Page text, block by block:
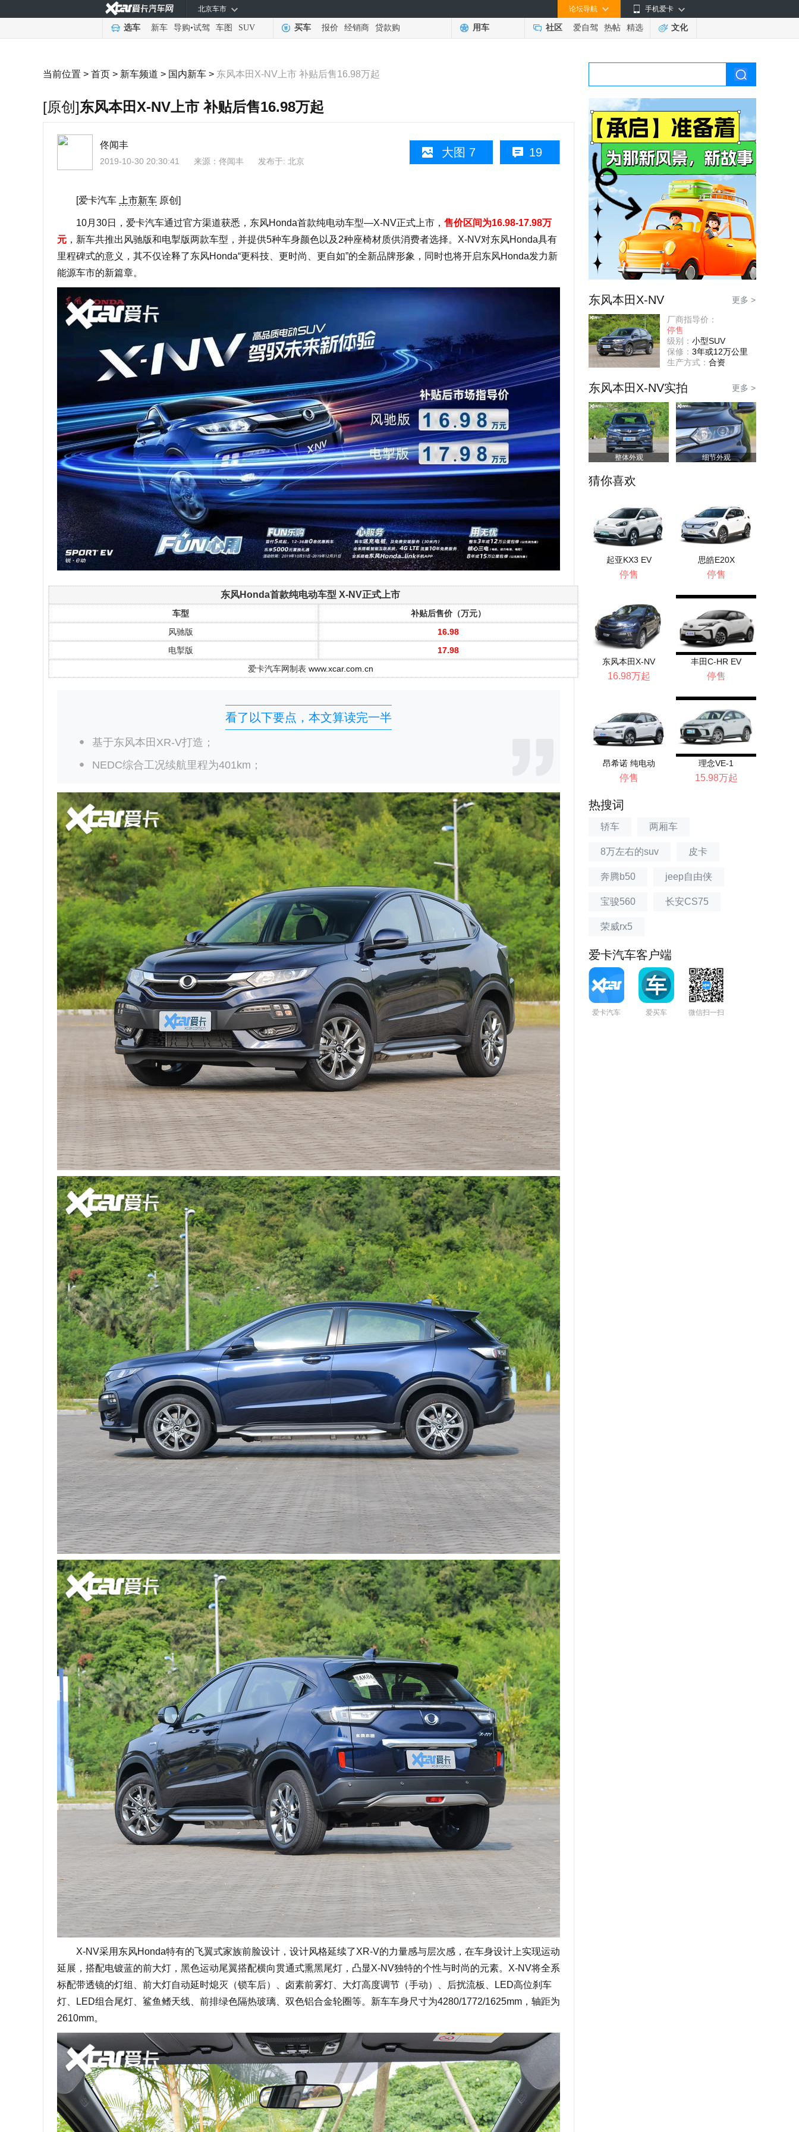
手机爱卡
论坛导航
北京车市
选车 新车 导购•试驾 车图 SUV 买车 报价 经销商 贷款购 用车 社区 爱自驾 热帖 精选 文化
当前位置 > 首页 > 新车频道 > 国内新车 > 东风本田X-NV上市 补贴后售16.98万起
[原创]东风本田X-NV上市 补贴后售16.98万起
19
大图 7
佟闻丰
2019-10-30 20:30:41 来源： 佟闻丰 发布于: 北京
[爱卡汽车 上市新车 原创]
10月30日，爱卡汽车通过官方渠道获悉，东风Honda首款纯电动车型—X-NV正式上市， 售价区间为16.98-17.98万
元 ，新车共推出风驰版和电掣版两款车型，并提供5种车身颜色以及2种座椅材质供消费者选择。X-NV对东风Honda具有
里程碑式的意义，其不仅诠释了东风Honda“更科技、更时尚、更自如”的全新品牌形象，同时也将开启东风Honda发力新
能源车市的新篇章。
东风Honda首款纯电动车型 X-NV正式上市
车型
补贴后售价（万元）
风驰版
16.98
电掣版
17.98
爱卡汽车网制表 www.xcar.com.cn
看了以下要点，本文算读完一半
基于东风本田XR-V打造；
NEDC综合工况续航里程为401km；
X-NV采用东风Honda特有的飞翼式家族前脸设计，设计风格延续了XR-V的力量感与层次感，在车身设计上实现运动
延展，搭配电镀蓝的前大灯，黑色运动尾翼搭配横向贯通式熏黑尾灯，凸显X-NV独特的个性与时尚的元素。X-NV将全系
标配带透镜的灯组、前大灯自动延时熄灭（锁车后）、卤素前雾灯、大灯高度调节（手动）、后扰流板、LED高位刹车
灯、LED组合尾灯、鲨鱼鳍天线、前排绿色隔热玻璃、双色铝合金轮圈等。新车车身尺寸为4280/1772/1625mm，轴距为
2610mm。
东风本田X-NV 更多 >
厂商指导价：
停售
级别： 小型SUV
保修： 3年或12万公里
生产方式： 合资
东风本田X-NV实拍 更多 >
整体外观 细节外观
猜你喜欢
起亚KX3 EV
停售
思皓E20X
停售
东风本田X-NV
16.98万起
丰田C-HR EV
停售
昂希诺 纯电动
停售
理念VE-1
15.98万起
热搜词
轿车 两厢车
8万左右的suv 皮卡
奔腾b50 jeep自由侠
宝骏560 长安CS75
荣威rx5
爱卡汽车客户端
爱卡汽车 爱买车 微信扫一扫